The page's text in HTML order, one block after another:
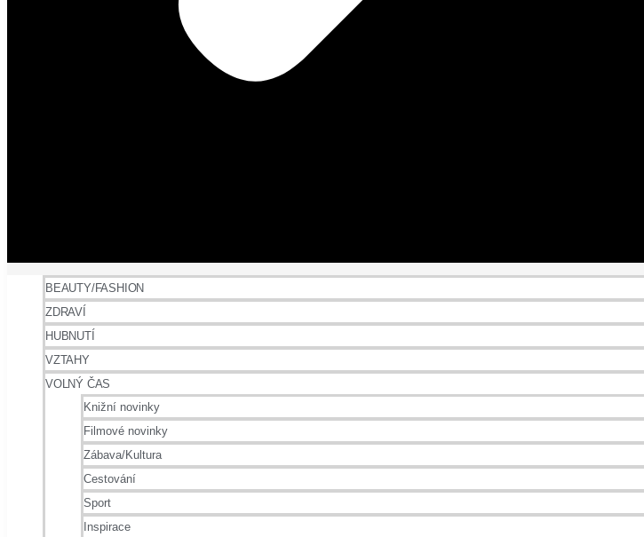
BEAUTY/FASHION
ZDRAVÍ
HUBNUTÍ
VZTAHY
VOLNÝ ČAS
Knižní novinky
Filmové novinky
Zábava/Kultura
Cestování
Sport
Inspirace